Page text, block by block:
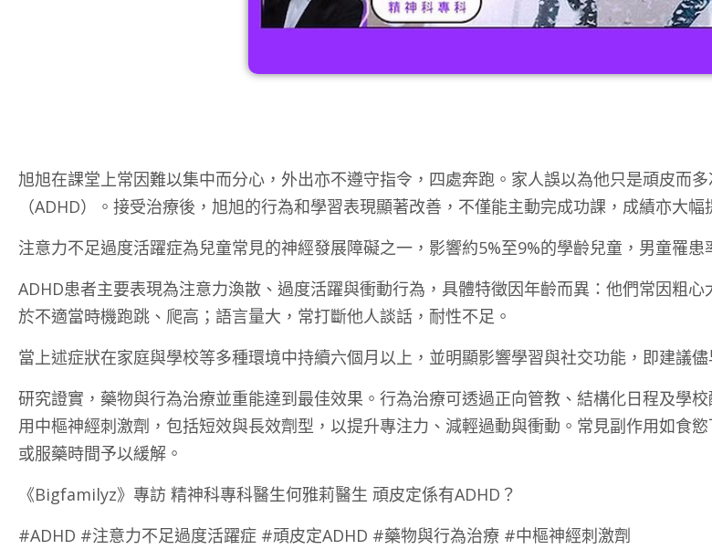
旭旭在課堂上常因難以集中而分心，外出亦不遵守指令，四處奔跑。家人誤以為他只是頑皮而
（ADHD）。接受治療後，旭旭的行為和學習表現顯著改善，不僅能主動完成功課，成績亦大幅
注意力不足過度活躍症為兒童常見的神經發展障礙之一，影響約5%至9%的學齡兒童，男童罹
ADHD患者主要表現為注意力渙散、過度活躍與衝動行為，具體特徵因年齡而異：他們常因粗
於不適當時機跑跳、爬高；語言量大，常打斷他人談話，耐性不足。
當上述症狀在家庭與學校等多種環境中持續六個月以上，並明顯影響學習與社交功能，即建議
研究證實，藥物與行為治療並重能達到最佳效果。行為治療可透過正向管教、結構化日程及學
用中樞神經刺激劑，包括短效與長效劑型，以提升專注力、減輕過動與衝動。常見副作用如食
或服藥時間予以緩解。
《Bigfamilyz》專訪 精神科專科醫生何雅莉醫生 頑皮定係有ADHD？
#ADHD #注意力不足過度活躍症 #頑皮定ADHD #藥物與行為治療 #中樞神經刺激劑